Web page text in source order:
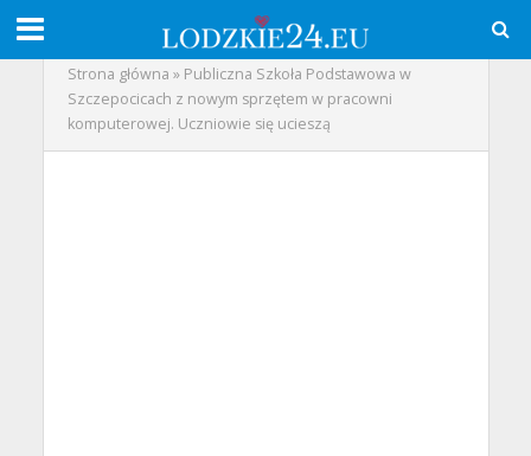
Strona główna » Publiczna Szkoła Podstawowa w
Szczepocicach z nowym sprzętem w pracowni
komputerowej. Uczniowie się ucieszą